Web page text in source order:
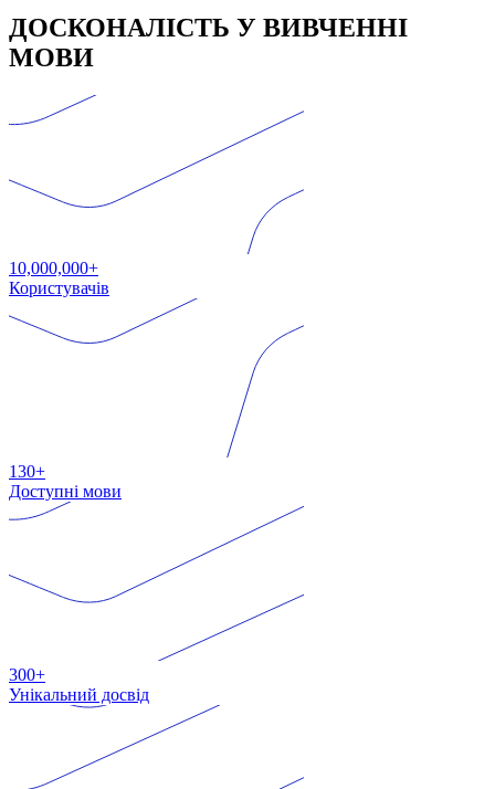
ДОСКОНАЛІСТЬ У ВИВЧЕННІ
МОВИ
10,000,000+
Користувачів
130+
Доступні мови
300+
Унікальний досвід